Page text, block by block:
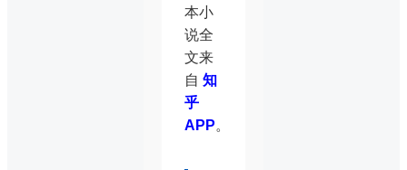
本小
说全
文来
自 知
乎
APP。